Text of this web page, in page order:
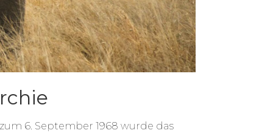
6. September 1968 wurde das